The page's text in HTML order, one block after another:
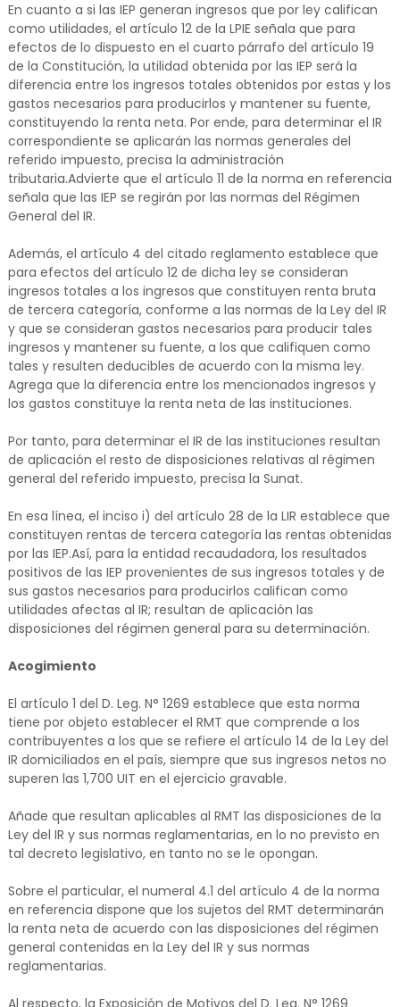
En cuanto a si las IEP generan ingresos que por ley califican
como utilidades, el artículo 12 de la LPIE señala que para
efectos de lo dispuesto en el cuarto párrafo del artículo 19
de la Constitución, la utilidad obtenida por las IEP será la
diferencia entre los ingresos totales obtenidos por estas y los
gastos necesarios para producirlos y mantener su fuente,
constituyendo la renta neta. Por ende, para determinar el IR
correspondiente se aplicarán las normas generales del
referido impuesto, precisa la administración
tributaria.Advierte que el artículo 11 de la norma en referencia
señala que las IEP se regirán por las normas del Régimen
General del IR.
Además, el artículo 4 del citado reglamento establece que
para efectos del artículo 12 de dicha ley se consideran
ingresos totales a los ingresos que constituyen renta bruta
de tercera categoría, conforme a las normas de la Ley del IR
y que se consideran gastos necesarios para producir tales
ingresos y mantener su fuente, a los que califiquen como
tales y resulten deducibles de acuerdo con la misma ley.
Agrega que la diferencia entre los mencionados ingresos y
los gastos constituye la renta neta de las instituciones.
Por tanto, para determinar el IR de las instituciones resultan
de aplicación el resto de disposiciones relativas al régimen
general del referido impuesto, precisa la Sunat.
En esa línea, el inciso i) del artículo 28 de la LIR establece que
constituyen rentas de tercera categoría las rentas obtenidas
por las IEP.Así, para la entidad recaudadora, los resultados
positivos de las IEP provenientes de sus ingresos totales y de
sus gastos necesarios para producirlos califican como
utilidades afectas al IR; resultan de aplicación las
disposiciones del régimen general para su determinación.
Acogimiento
El artículo 1 del D. Leg. N° 1269 establece que esta norma
tiene por objeto establecer el RMT que comprende a los
contribuyentes a los que se refiere el artículo 14 de la Ley del
IR domiciliados en el país, siempre que sus ingresos netos no
superen las 1,700 UIT en el ejercicio gravable.
Añade que resultan aplicables al RMT las disposiciones de la
Ley del IR y sus normas reglamentarias, en lo no previsto en
tal decreto legislativo, en tanto no se le opongan.
Sobre el particular, el numeral 4.1 del artículo 4 de la norma
en referencia dispone que los sujetos del RMT determinarán
la renta neta de acuerdo con las disposiciones del régimen
general contenidas en la Ley del IR y sus normas
reglamentarias.